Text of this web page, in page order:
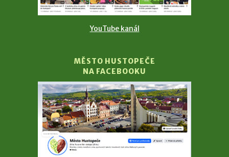
YouTube kanál
MĚSTO HUSTOPEČE
NA FACEBOOKU